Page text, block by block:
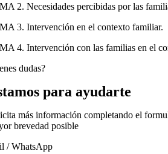
2. Necesidades percibidas por las
3. Intervención en el contexto familiar.
4. Intervención con las familias en el
dudas?
para ayudarte
más información completando el
brevedad posible
/ WhatsApp